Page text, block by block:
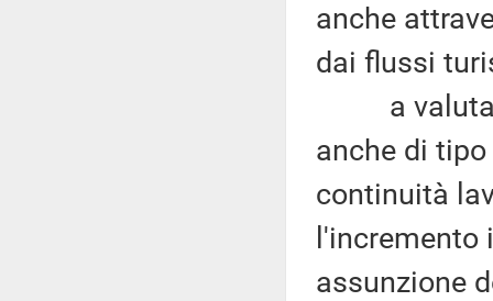
anche
dai flussi
a valutare
anche di
continuità
assunzione